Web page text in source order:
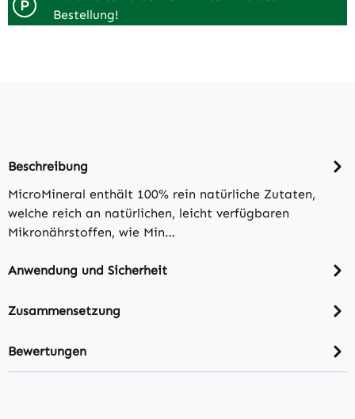
P
Bestellung!
Beschreibung
MicroMineral enthält 100% rein natürliche Zutaten,
welche reich an natürlichen, leicht verfügbaren
Mikronährstoffen, wie Min…
Anwendung und Sicherheit
Zusammensetzung
Bewertungen